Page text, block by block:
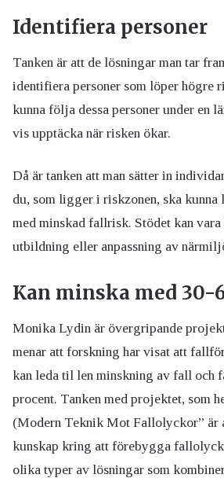
Identifiera personer
Tanken är att de lösningar man tar
identifiera personer som löper
kunna följa dessa personer under en
vis upptäcka när risken ökar.
Då är tanken att man sätter in
du, som ligger i riskzonen, ska
med minskad fallrisk. Stödet kan
utbildning eller anpassning av
Kan minska med 30-
Monika Lydin är övergripande
menar att forskning har visat att
kan leda til len minskning av fall och
procent. Tanken med projektet, som
(Modern Teknik Mot Fallolyckor” är
kunskap kring att förebygga
olika typer av lösningar som